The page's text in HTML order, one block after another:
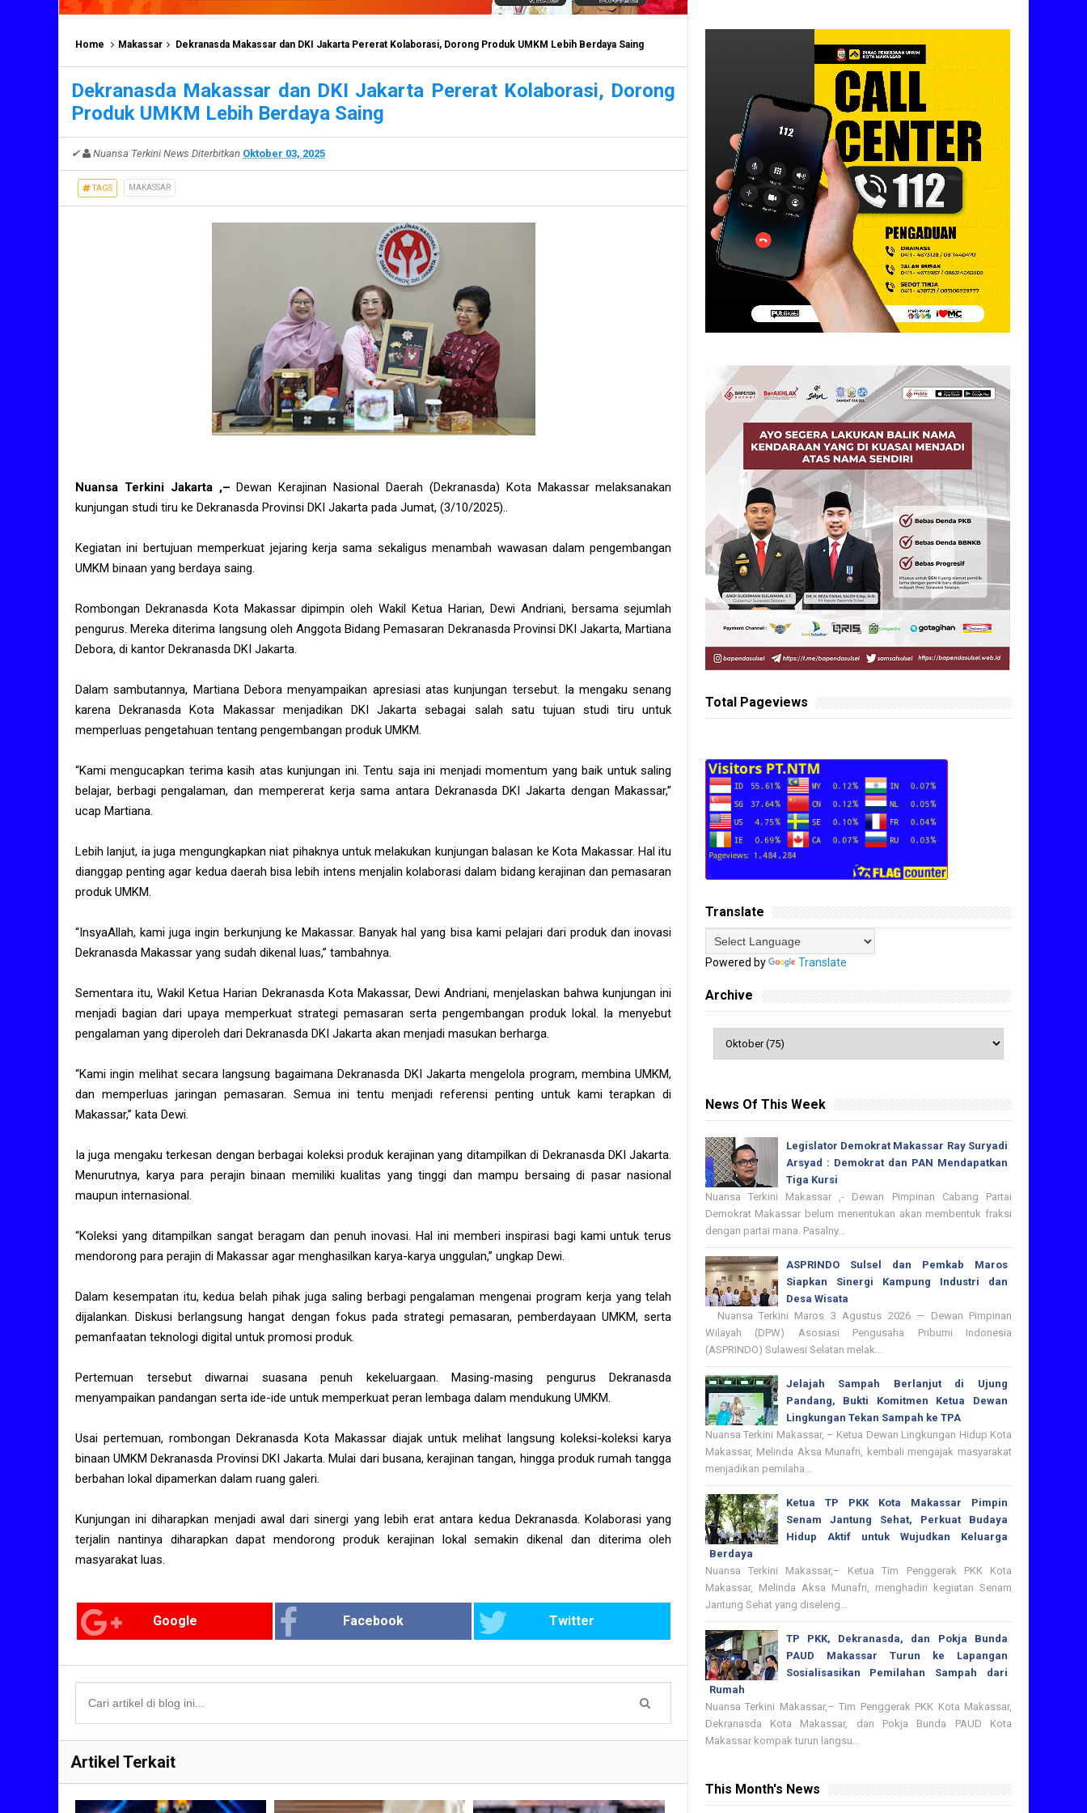
Home Makassar Dekranasda Makassar dan DKI Jakarta Pererat Kolaborasi, Dorong Produk UMKM Lebih Berdaya Saing
Dekranasda Makassar dan DKI Jakarta Pererat Kolaborasi, Dorong
Produk UMKM Lebih Berdaya Saing
✔ Nuansa Terkini News Diterbitkan Oktober 03, 2025
TAGS MAKASSAR
Nuansa Terkini Jakarta ,–Dewan Kerajinan Nasional Daerah (Dekranasda) Kota Makassar melaksanakan
kunjungan studi tiru ke Dekranasda Provinsi DKI Jakarta pada Jumat, (3/10/2025)..
Kegiatan ini bertujuan memperkuat jejaring kerja sama sekaligus menambah wawasan dalam pengembangan
UMKM binaan yang berdaya saing.
Rombongan Dekranasda Kota Makassar dipimpin oleh Wakil Ketua Harian, Dewi Andriani, bersama sejumlah
pengurus. Mereka diterima langsung oleh Anggota Bidang Pemasaran Dekranasda Provinsi DKI Jakarta, Martiana
Debora, di kantor Dekranasda DKI Jakarta.
Dalam sambutannya, Martiana Debora menyampaikan apresiasi atas kunjungan tersebut. Ia mengaku senang
karena Dekranasda Kota Makassar menjadikan DKI Jakarta sebagai salah satu tujuan studi tiru untuk
memperluas pengetahuan tentang pengembangan produk UMKM.
“Kami mengucapkan terima kasih atas kunjungan ini. Tentu saja ini menjadi momentum yang baik untuk saling
belajar, berbagi pengalaman, dan mempererat kerja sama antara Dekranasda DKI Jakarta dengan Makassar,”
ucap Martiana.
Lebih lanjut, ia juga mengungkapkan niat pihaknya untuk melakukan kunjungan balasan ke Kota Makassar. Hal itu
dianggap penting agar kedua daerah bisa lebih intens menjalin kolaborasi dalam bidang kerajinan dan pemasaran
produk UMKM.
“InsyaAllah, kami juga ingin berkunjung ke Makassar. Banyak hal yang bisa kami pelajari dari produk dan inovasi
Dekranasda Makassar yang sudah dikenal luas,” tambahnya.
Sementara itu, Wakil Ketua Harian Dekranasda Kota Makassar, Dewi Andriani, menjelaskan bahwa kunjungan ini
menjadi bagian dari upaya memperkuat strategi pemasaran serta pengembangan produk lokal. Ia menyebut
pengalaman yang diperoleh dari Dekranasda DKI Jakarta akan menjadi masukan berharga.
“Kami ingin melihat secara langsung bagaimana Dekranasda DKI Jakarta mengelola program, membina UMKM,
dan memperluas jaringan pemasaran. Semua ini tentu menjadi referensi penting untuk kami terapkan di
Makassar,” kata Dewi.
Ia juga mengaku terkesan dengan berbagai koleksi produk kerajinan yang ditampilkan di Dekranasda DKI Jakarta.
Menurutnya, karya para perajin binaan memiliki kualitas yang tinggi dan mampu bersaing di pasar nasional
maupun internasional.
“Koleksi yang ditampilkan sangat beragam dan penuh inovasi. Hal ini memberi inspirasi bagi kami untuk terus
mendorong para perajin di Makassar agar menghasilkan karya-karya unggulan,” ungkap Dewi.
Dalam kesempatan itu, kedua belah pihak juga saling berbagi pengalaman mengenai program kerja yang telah
dijalankan. Diskusi berlangsung hangat dengan fokus pada strategi pemasaran, pemberdayaan UMKM, serta
pemanfaatan teknologi digital untuk promosi produk.
Pertemuan tersebut diwarnai suasana penuh kekeluargaan. Masing-masing pengurus Dekranasda
menyampaikan pandangan serta ide-ide untuk memperkuat peran lembaga dalam mendukung UMKM.
Usai pertemuan, rombongan Dekranasda Kota Makassar diajak untuk melihat langsung koleksi-koleksi karya
binaan UMKM Dekranasda Provinsi DKI Jakarta. Mulai dari busana, kerajinan tangan, hingga produk rumah tangga
berbahan lokal dipamerkan dalam ruang galeri.
Kunjungan ini diharapkan menjadi awal dari sinergi yang lebih erat antara kedua Dekranasda. Kolaborasi yang
terjalin nantinya diharapkan dapat mendorong produk kerajinan lokal semakin dikenal dan diterima oleh
masyarakat luas.
Google Facebook Twitter
Artikel Terkait
Total Pageviews
Translate
Powered by Translate
Archive
News Of This Week
Legislator Demokrat Makassar Ray Suryadi
Arsyad : Demokrat dan PAN Mendapatkan
Tiga Kursi
Nuansa Terkini Makassar ,- Dewan Pimpinan Cabang Partai
Demokrat Makassar belum menentukan akan membentuk fraksi
dengan partai mana. Pasalny...
ASPRINDO Sulsel dan Pemkab Maros
Siapkan Sinergi Kampung Industri dan
Desa Wisata
Nuansa Terkini Maros 3 Agustus 2026 — Dewan Pimpinan
Wilayah (DPW) Asosiasi Pengusaha Pribumi Indonesia
(ASPRINDO) Sulawesi Selatan melak...
Jelajah Sampah Berlanjut di Ujung
Pandang, Bukti Komitmen Ketua Dewan
Lingkungan Tekan Sampah ke TPA
Nuansa Terkini Makassar, – Ketua Dewan Lingkungan Hidup Kota
Makassar, Melinda Aksa Munafri, kembali mengajak masyarakat
menjadikan pemilaha...
Ketua TP PKK Kota Makassar Pimpin
Senam Jantung Sehat, Perkuat Budaya
Hidup Aktif untuk Wujudkan Keluarga
Berdaya
Nuansa Terkini Makassar,– Ketua Tim Penggerak PKK Kota
Makassar, Melinda Aksa Munafri, menghadiri kegiatan Senam
Jantung Sehat yang diseleng...
TP PKK, Dekranasda, dan Pokja Bunda
PAUD Makassar Turun ke Lapangan
Sosialisasikan Pemilahan Sampah dari
Rumah
Nuansa Terkini Makassar,– Tim Penggerak PKK Kota Makassar,
Dekranasda Kota Makassar, dan Pokja Bunda PAUD Kota
Makassar kompak turun langsu...
This Month's News